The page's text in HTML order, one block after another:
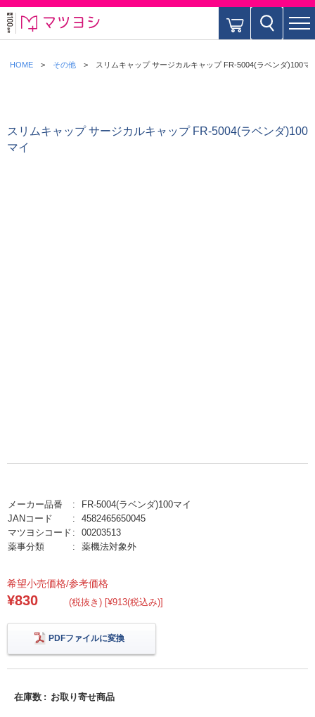
HOME その他 スリムキャップ サージカルキャップ FR-5004(ラベンダ)100マ
スリムキャップ サージカルキャップ FR-5004(ラベンダ)100
マイ
メーカー品番
FR-5004(ラベンダ)100マイ
JANコード
4582465650045
マツヨシコード
00203513
薬事分類
薬機法対象外
希望小売価格/参考価格
¥830 (税抜き) [¥913(税込み)]
PDFファイルに変換
在庫数 お取り寄せ商品